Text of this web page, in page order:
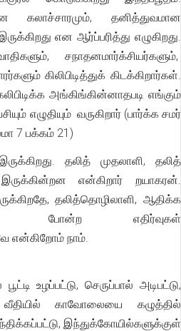
கலாச்சாரமும், தனித்துவமான
என ஆர்ப்பரித்து எழுகிறது.
சநாதனமார்க்சியர்களும்,
கிலிபிடித்துக் கிடக்கிறார்கள்.
அங்கிங்கின்னாதபடி எங்கும்
எழுதியும் வருகிறார் (பார்க்க சமர்
7 பக்கம் 21)
தலித் முதலாளி, தலித்
என்கிறார் றயாகரன்.
தலித்தொழிலாளி, ஆதிக்க
போன்ற எதிர்வுகள்
என்கிறோம் நாம்.
உழப்பட்டு, செருப்பால் அடிபட்டு,
வீதியில் காவோலையை கழுத்தில்
இந்துக்கோயில்களுக்குள்